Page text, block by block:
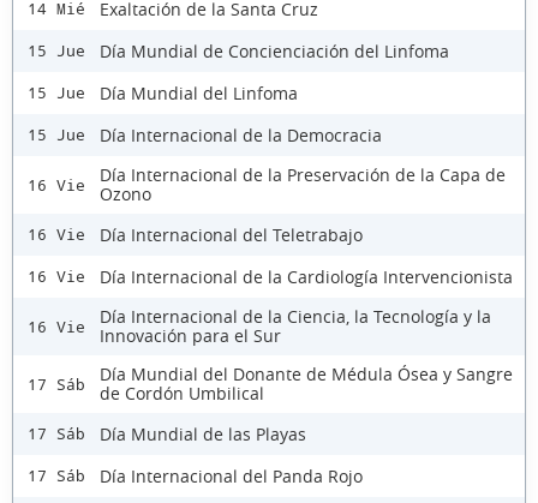
14 Mié Exaltación de la Santa Cruz
15 Jue Día Mundial de Concienciación del Linfoma
15 Jue Día Mundial del Linfoma
15 Jue Día Internacional de la Democracia
16 Vie
Día Internacional de la Preservación de la Capa de
Ozono
16 Vie Día Internacional del Teletrabajo
16 Vie Día Internacional de la Cardiología Intervencionista
16 Vie
Día Internacional de la Ciencia, la Tecnología y la
Innovación para el Sur
17 Sáb
Día Mundial del Donante de Médula Ósea y Sangre
de Cordón Umbilical
17 Sáb Día Mundial de las Playas
17 Sáb Día Internacional del Panda Rojo